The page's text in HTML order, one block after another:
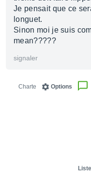
Je pensait que ce
longuet.
Sinon moi je suis
mean?????
signaler
Options
Charte